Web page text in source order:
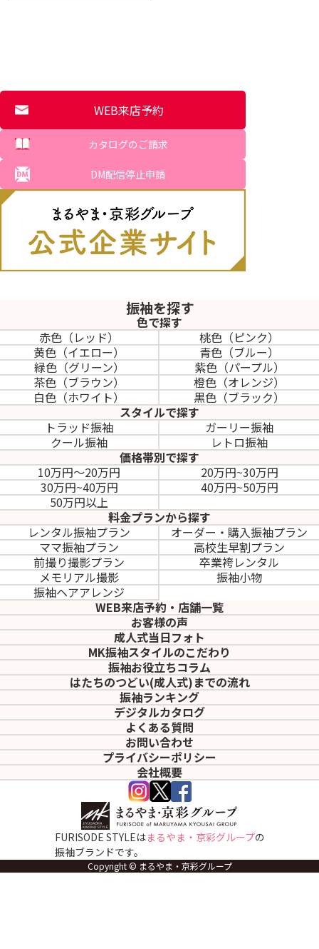
WEB来店予約
カタログのご請求
DM配信停止申請
振袖を探す
色で探す
赤色（レッド）
桃色（ピンク）
黄色（イエロー）
青色（ブルー）
緑色（グリーン）
紫色（パープル）
茶色（ブラウン）
橙色（オレンジ）
白色（ホワイト）
黒色（ブラック）
スタイルで探す
トラッド振袖
ガーリー振袖
クール振袖
レトロ振袖
価格帯別で探す
10万円～20万円
20万円~30万円
30万円~40万円
40万円~50万円
50万円以上
料金プランから探す
レンタル振袖プラン
オーダー・購入振袖プラン
ママ振袖プラン
高校生早割プラン
前撮り撮影プラン
卒業袴レンタル
メモリアル撮影
振袖小物
振袖ヘアアレンジ
WEB来店予約・店舗一覧
お客様の声
成人式当日フォト
MK振袖スタイルのこだわり
振袖お役立ちコラム
はたちのつどい(成人式)までの流れ
振袖ランキング
デジタルカタログ
よくある質問
お問い合わせ
プライバシーポリシー
会社概要
FURISODE STYLEはまるやま・京彩グループの
振袖ブランドです。
Copyright © まるやま・京彩グループ